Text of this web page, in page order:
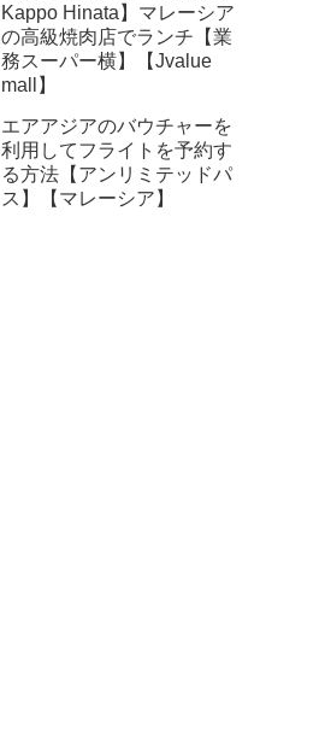
Kappo Hinata】マレーシア
の高級焼肉店でランチ【業
務スーパー横】【Jvalue
mall】
エアアジアのバウチャーを
利用してフライトを予約す
る方法【アンリミテッドパ
ス】【マレーシア】